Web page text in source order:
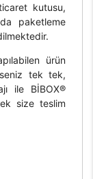
kutusu,
paketleme
ürün
tek tek,
ile BİBOX®
size teslim